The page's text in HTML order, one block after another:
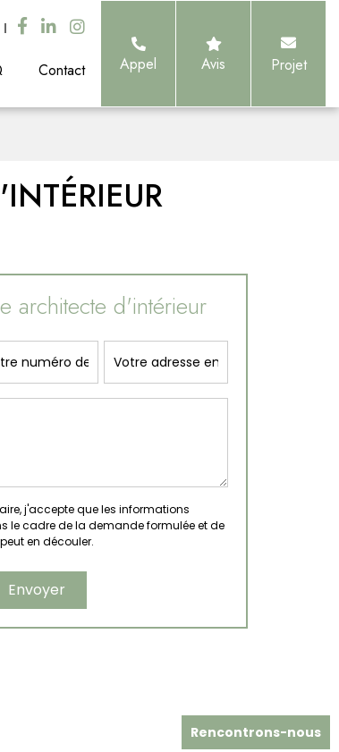
Contact Appel Avis Projet
architecte d'intérieur
j'accepte que les informations
le cadre de la demande formulée et de
en découler.
Rencontrons-nous